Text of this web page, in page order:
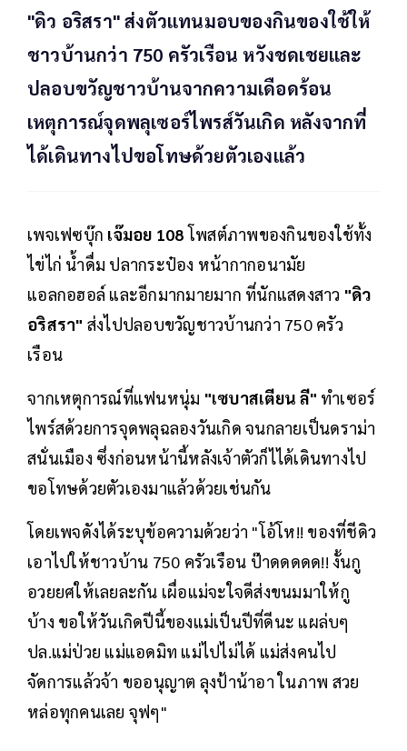
"ดิว อริสรา" ส่งตัวแทนมอบของกินของใช้ให้
ชาวบ้านกว่า 750 ครัวเรือน หวังชดเชยและ
ปลอบขวัญชาวบ้านจากความเดือดร้อน
เหตุการณ์จุดพลุเซอร์ไพรส์วันเกิด หลังจากที่
ได้เดินทางไปขอโทษด้วยตัวเองแล้ว
เพจเฟซบุ๊ก เจ๊มอย 108โพสต์ภาพของกินของใช้ทั้ง
ไข่ไก่ น้ำดื่ม ปลากระป๋อง หน้ากากอนามัย
แอลกอฮอล์ และอีกมากมายมาก ที่นักแสดงสาว "ดิว
อริสรา" ส่งไปปลอบขวัญชาวบ้านกว่า 750 ครัว
เรือน
จากเหตุการณ์ที่แฟนหนุ่ม "เซบาสเตียน ลี" ทำเซอร์
ไพร์สด้วยการจุดพลุฉลองวันเกิด จนกลายเป็นดราม่า
สนั่นเมือง ซึ่งก่อนหน้านี้หลังเจ้าตัวก็ไได้เดินทางไป
ขอโทษด้วยตัวเองมาแล้วด้วยเช่นกัน
โดยเพจดังได้ระบุข้อความด้วยว่า "โอ้โห!! ของที่ชีดิว
เอาไปให้ชาวบ้าน 750 ครัวเรือน ป๊าดดดดด!! งั้นกู
อวยยศให้เลยละกัน เผื่อแม่จะใจดีส่งขนมมาให้กู
บ้าง ขอให้วันเกิดปีนี้ของแม่เป็นปีที่ดีนะ แผล่บๆ
ปล.แม่ป่วย แม่แอดมิท แม่ไปไม่ได้ แม่ส่งคนไป
จัดการแล้วจ้า ขออนุญาต ลุงป้าน้าอา ในภาพ สวย
หล่อทุกคนเลย จุฟๆ"